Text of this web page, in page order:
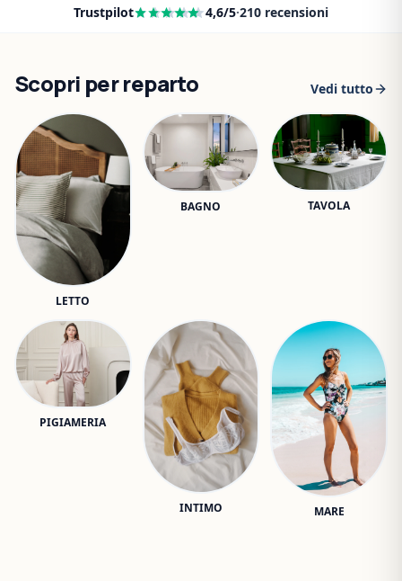
Trustpilot 4,6/5·210 recensioni
Scopri per reparto Vedi tutto
LETTO
BAGNO TAVOLA
PIGIAMERIA
INTIMO MARE